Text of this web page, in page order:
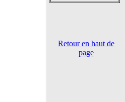
Retour en haut de
page